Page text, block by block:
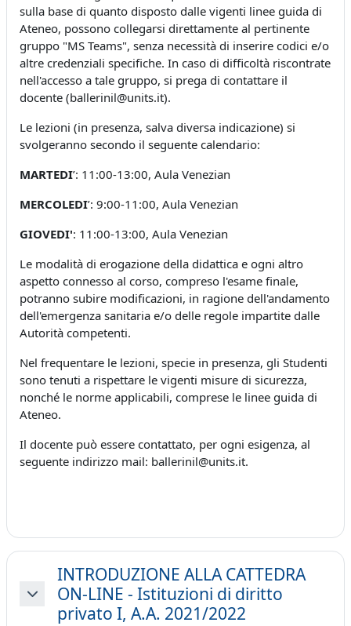
sulla base di quanto disposto dalle vigenti linee guida di
Ateneo, possono collegarsi direttamente al pertinente
gruppo "MS Teams", senza necessità di inserire codici e/o
altre credenziali specifiche. In caso di difficoltà riscontrate
nell'accesso a tale gruppo, si prega di contattare il
docente (ballerinil@units.it).
Le lezioni (in presenza, salva diversa indicazione) si
svolgeranno secondo il seguente calendario:
MARTEDI’: 11:00-13:00, Aula Venezian
MERCOLEDI’: 9:00-11:00, Aula Venezian
GIOVEDI': 11:00-13:00, Aula Venezian
Le modalità di erogazione della didattica e ogni altro
aspetto connesso al corso, compreso l'esame finale,
potranno subire modificazioni, in ragione dell'andamento
dell'emergenza sanitaria e/o delle regole impartite dalle
Autorità competenti.
Nel frequentare le lezioni, specie in presenza, gli Studenti
sono tenuti a rispettare le vigenti misure di sicurezza,
nonché le norme applicabili, comprese le linee guida di
Ateneo.
Il docente può essere contattato, per ogni esigenza, al
seguente indirizzo mail: ballerinil@units.it.
Minimizza
INTRODUZIONE ALLA CATTEDRA
ON-LINE - Istituzioni di diritto
privato I, A.A. 2021/2022